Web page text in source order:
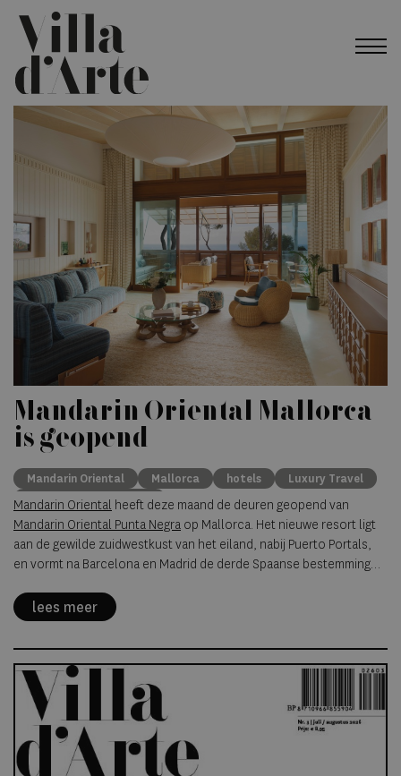
Mandarin Oriental Mallorca
is geopend
Mandarin Oriental Mallorca hotels
Luxury Travel
nieuwe resort Mallorca
Mandarin Oriental heeft deze maand de deuren geopend van
Mandarin Oriental Punta Negra op Mallorca. Het nieuwe resort ligt
aan de gewilde zuidwestkust van het eiland, nabij Puerto Portals,
en vormt na Barcelona en Madrid de derde Spaanse bestemming
lees meer